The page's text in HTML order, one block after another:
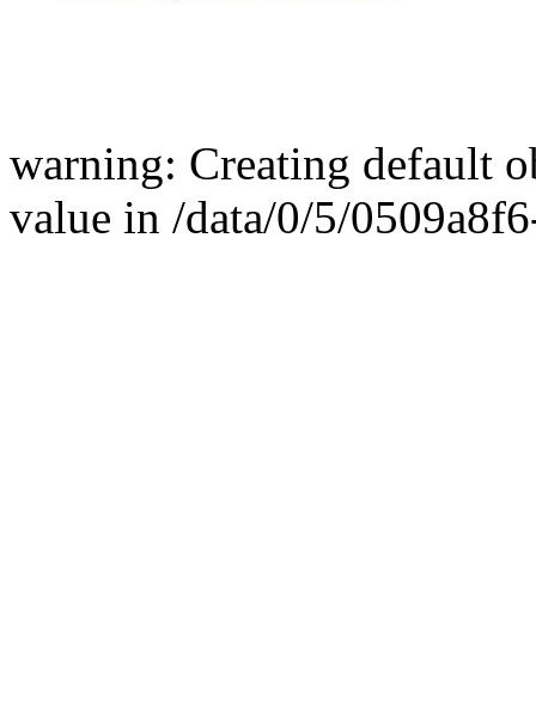
warning: Creating default
value in /data/0/5/